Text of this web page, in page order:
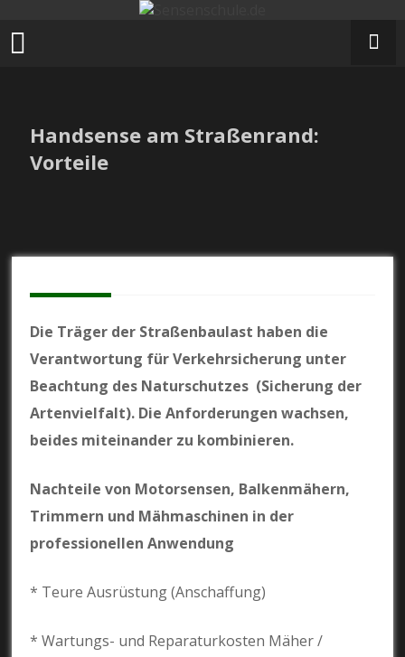
Inhalt
springen
Handsense am Straßenrand:
Vorteile
Die Träger der Straßenbaulast haben die
Verantwortung für Verkehrsicherung unter
Beachtung des Naturschutzes (Sicherung der
Artenvielfalt). Die Anforderungen wachsen,
beides miteinander zu kombinieren.
Nachteile von Motorsensen, Balkenmähern,
Trimmern und Mähmaschinen in der
professionellen Anwendung
* Teure Ausrüstung (Anschaffung)
* Wartungs- und Reparaturkosten Mäher /